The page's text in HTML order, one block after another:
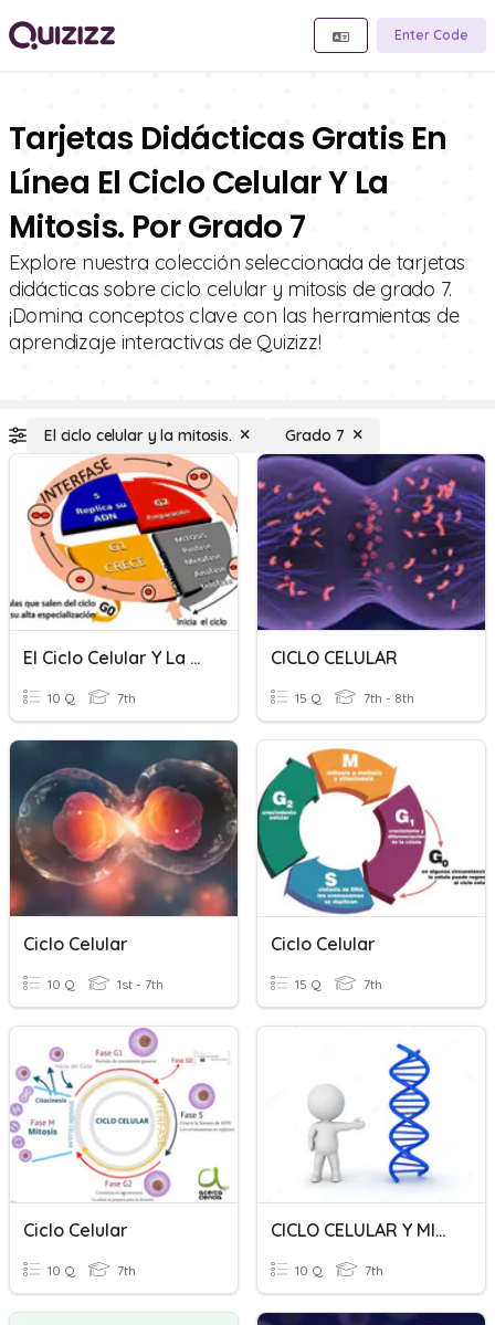
Enter Code
Tarjetas Didácticas Gratis En
Línea El Ciclo Celular Y La
Mitosis. Por Grado 7
Explore nuestra colección seleccionada de tarjetas
didácticas sobre ciclo celular y mitosis de grado 7.
¡Domina conceptos clave con las herramientas de
aprendizaje interactivas de Quizizz!
El ciclo celular y la mitosis. Grado 7
El Ciclo Celular Y La Mitosis
10 Q 7th
CICLO CELULAR
15 Q 7th - 8th
Ciclo Celular
10 Q 1st - 7th
Ciclo Celular
15 Q 7th
Ciclo Celular
10 Q 7th
CICLO CELULAR Y MITOSIS Y MEIOSIS
10 Q 7th